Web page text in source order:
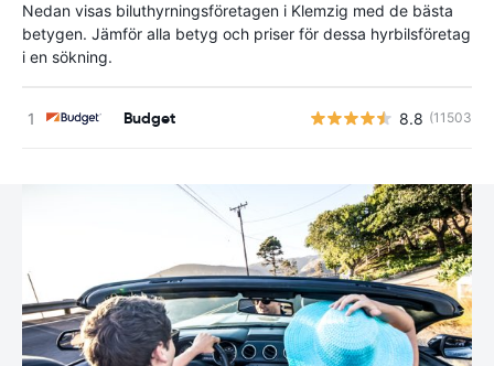
Nedan visas biluthyrningsföretagen i Klemzig med de bästa
betygen. Jämför alla betyg och priser för dessa hyrbilsföretag
i en sökning.
Budget 8.8 (11503)